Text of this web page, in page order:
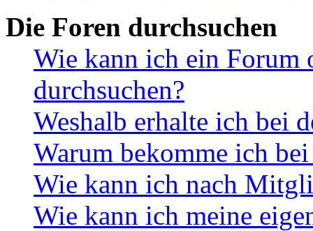
Die Foren durchsuchen
Wie kann ich ein Forum
durchsuchen?
Weshalb erhalte ich bei
Warum bekomme ich
Wie kann ich nach
Wie kann ich meine